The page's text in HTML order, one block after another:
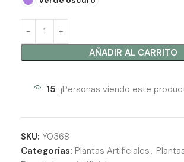
AÑADIR AL CARRITO
15 ¡Personas viendo este
SKU: Y0368
Categorías: Plantas Artificiales,